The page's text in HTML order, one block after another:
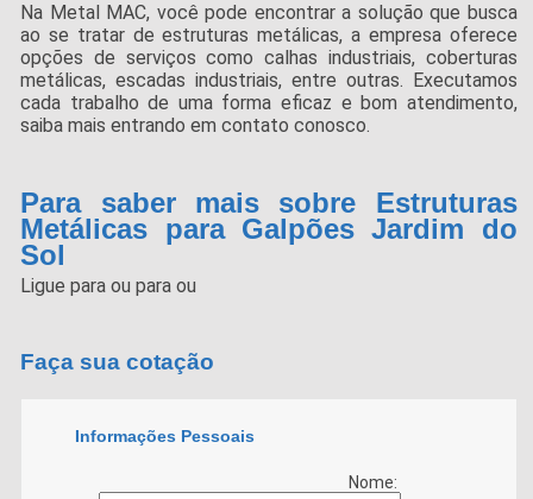
Na Metal MAC, você pode encontrar a solução que busca
ao se tratar de estruturas metálicas, a empresa oferece
opções de serviços como calhas industriais, coberturas
metálicas, escadas industriais, entre outras. Executamos
cada trabalho de uma forma eficaz e bom atendimento,
saiba mais entrando em contato conosco.
Para saber mais sobre Estruturas
Metálicas para Galpões Jardim do
Sol
Ligue paraou paraou
Faça sua cotação
Informações Pessoais
Nome: